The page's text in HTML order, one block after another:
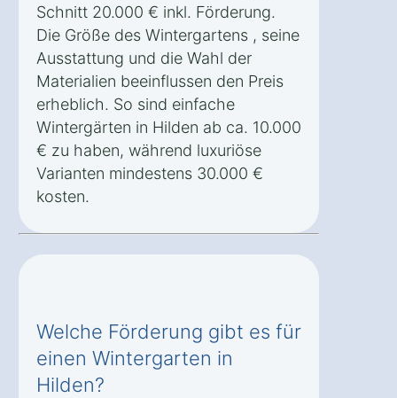
Schnitt 20.000 € inkl. Förderung.
Die Größe des Wintergartens , seine
Ausstattung und die Wahl der
Materialien beeinflussen den Preis
erheblich. So sind einfache
Wintergärten in Hilden ab ca. 10.000
€ zu haben, während luxuriöse
Varianten mindestens 30.000 €
kosten.
Welche Förderung gibt es für
einen Wintergarten in
Hilden?